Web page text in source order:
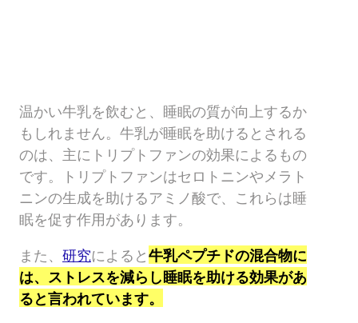
温かい牛乳を飲むと、睡眠の質が向上するか
もしれません。牛乳が睡眠を助けるとされる
のは、主にトリプトファンの効果によるもの
です。トリプトファンはセロトニンやメラト
ニンの生成を助けるアミノ酸で、これらは睡
眠を促す作用があります。
また、 研究によると牛乳ペプチドの混合物に
は、ストレスを減らし睡眠を助ける効果があ
ると言われています。